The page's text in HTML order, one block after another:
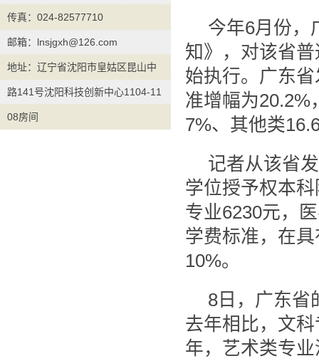
传真：024-82577710
邮箱：lnsjgxh@126.com
地址：辽宁省沈阳市皇姑区昆山中
路141号沈阳科技创新中心1104-11
08房间
今年6月份，
知》，对该省
始执行。广东
准增幅为20.2%
7%、其他类
记者从该省
学位授予权本
专业6230元，
学费标准，在
10%。
8日，广东省
去年相比，文
年，艺术类专